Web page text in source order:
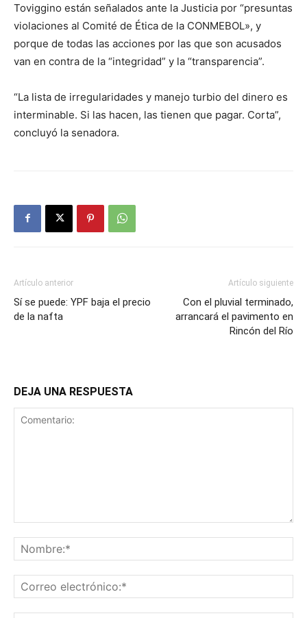
Toviggino están señalados ante la Justicia por “presuntas
violaciones al Comité de Ética de la CONMEBOL», y
porque de todas las acciones por las que son acusados
van en contra de la “integridad” y la “transparencia”.
“La lista de irregularidades y manejo turbio del dinero es
interminable. Si las hacen, las tienen que pagar. Corta”,
concluyó la senadora.
Artículo anterior
Sí se puede: YPF baja el precio
de la nafta
Artículo siguiente
Con el pluvial terminado,
arrancará el pavimento en
Rincón del Río
DEJA UNA RESPUESTA